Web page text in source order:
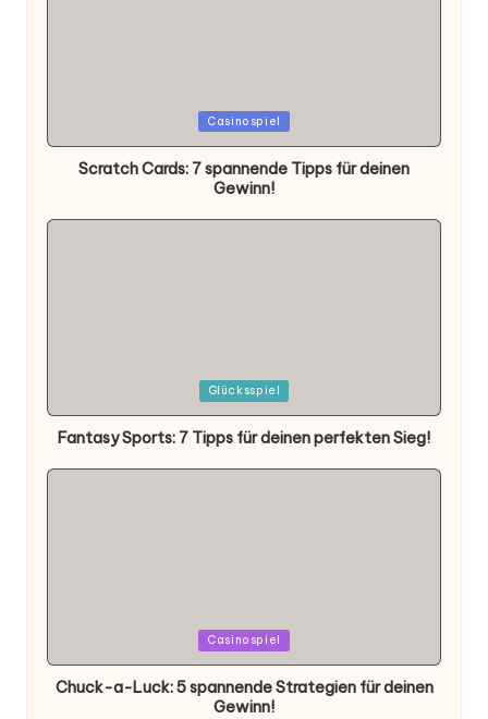
in
Casinospiel
Scratch Cards: 7 spannende Tipps für deinen
Gewinn!
in
Glücksspiel
Fantasy Sports: 7 Tipps für deinen perfekten Sieg!
in
Casinospiel
Chuck-a-Luck: 5 spannende Strategien für deinen
Gewinn!